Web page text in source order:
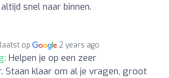
snel naar binnen.
op 2 years ago
Helpen je op een zeer
Staan klaar om al je vragen, groot